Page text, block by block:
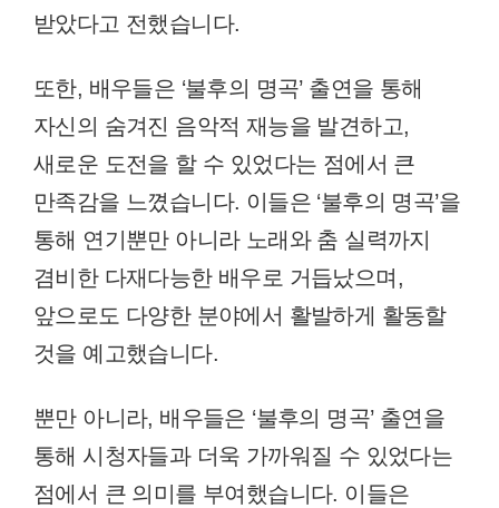
받았다고 전했습니다.
또한, 배우들은 ‘불후의 명곡’ 출연을 통해
자신의 숨겨진 음악적 재능을 발견하고,
새로운 도전을 할 수 있었다는 점에서 큰
만족감을 느꼈습니다. 이들은 ‘불후의 명곡’을
통해 연기뿐만 아니라 노래와 춤 실력까지
겸비한 다재다능한 배우로 거듭났으며,
앞으로도 다양한 분야에서 활발하게 활동할
것을 예고했습니다.
뿐만 아니라, 배우들은 ‘불후의 명곡’ 출연을
통해 시청자들과 더욱 가까워질 수 있었다는
점에서 큰 의미를 부여했습니다. 이들은